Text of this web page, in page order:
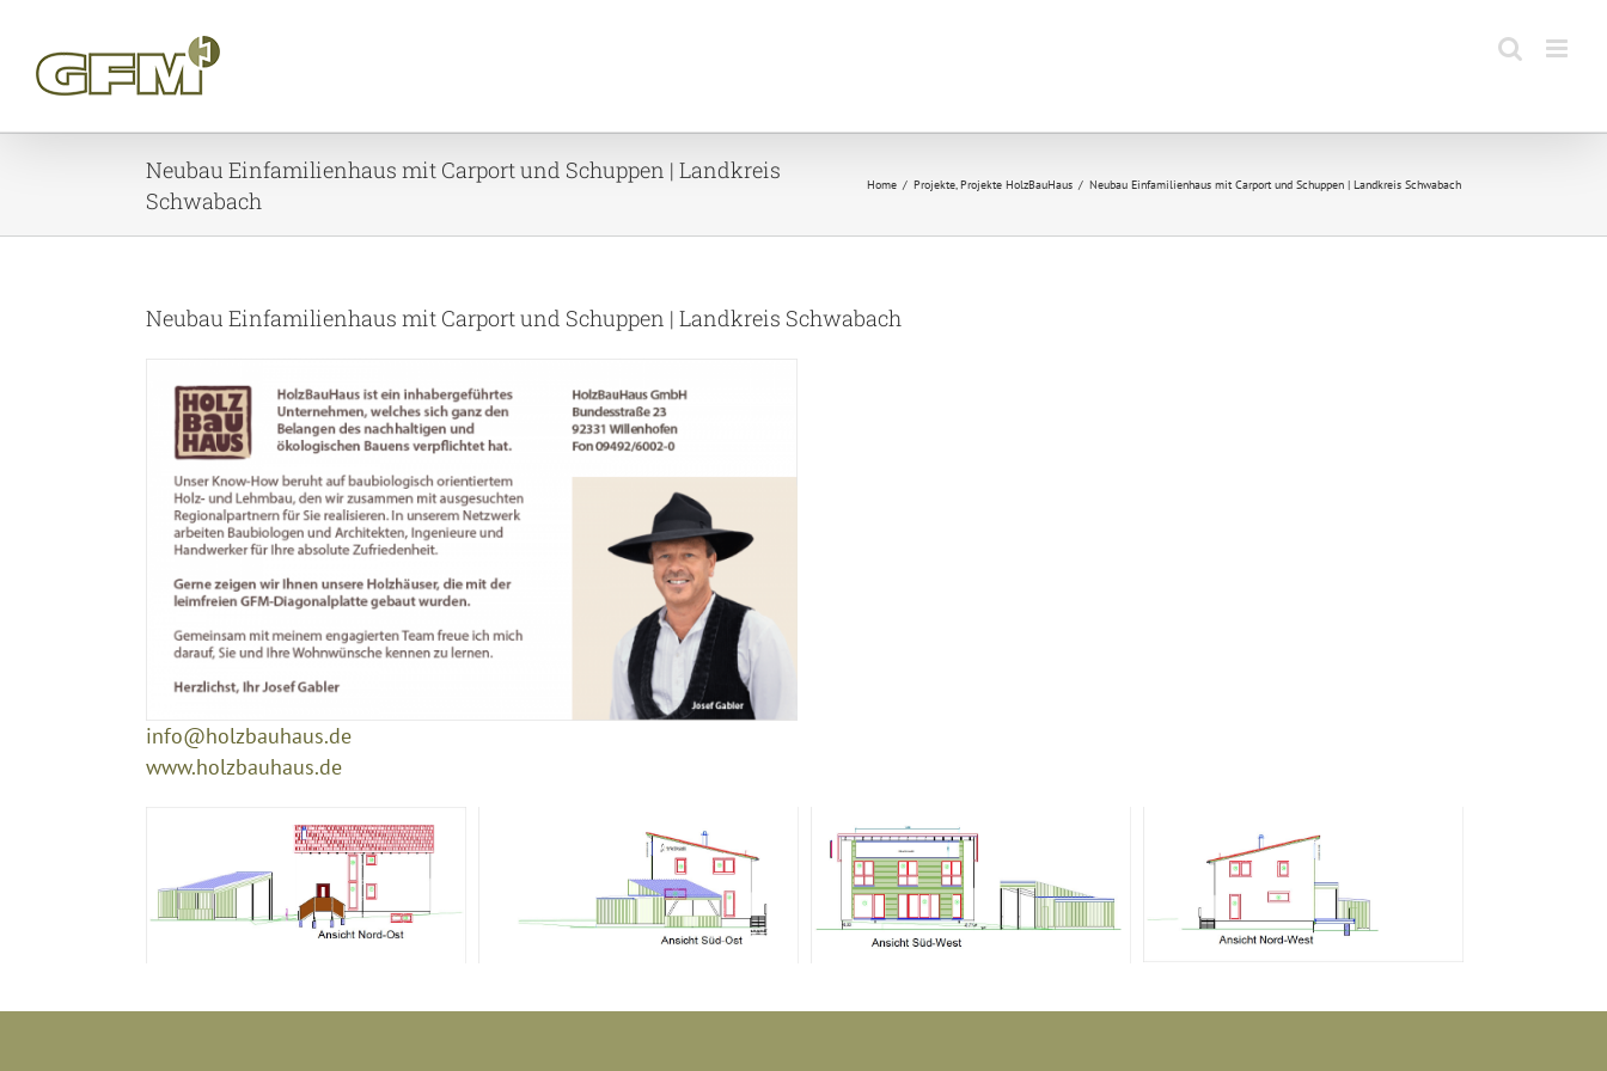
content
Neubau Einfamilienhaus mit Carport und Schuppen | Landkreis
Schwabach
Home Projekte Projekte HolzBauHaus Neubau Einfamilienhaus mit Carport und Schuppen | Landkreis Schwabach
Neubau Einfamilienhaus mit Carport und Schuppen | Landkreis Schwabach
info@holzbauhaus.de
www.holzbauhaus.de